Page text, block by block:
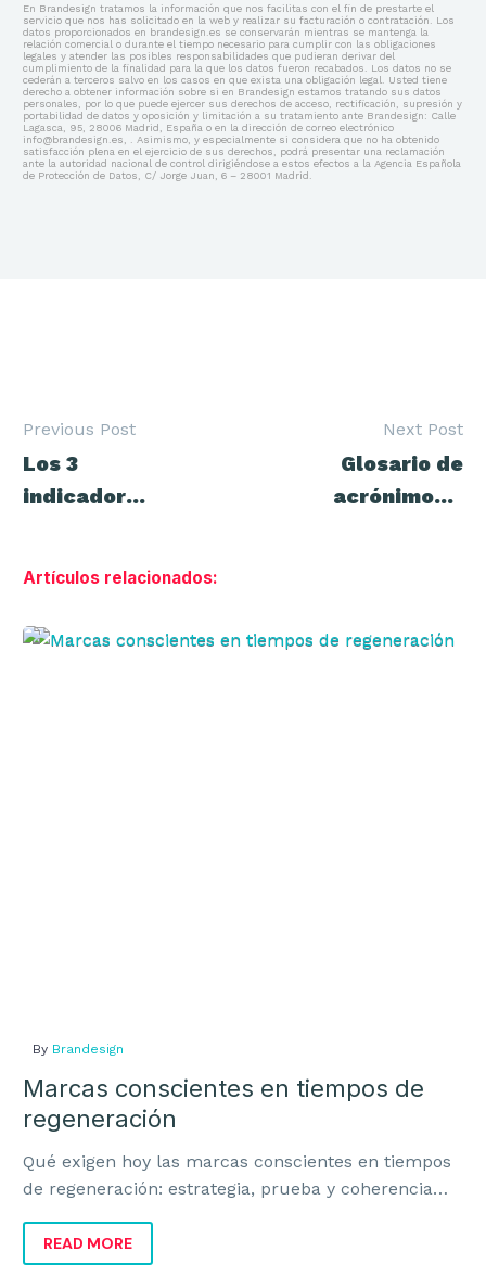
En Brandesign tratamos la información que nos facilitas con el fin de prestarte el
servicio que nos has solicitado en la web y realizar su facturación o contratación. Los
datos proporcionados en brandesign.es se conservarán mientras se mantenga la
relación comercial o durante el tiempo necesario para cumplir con las obligaciones
legales y atender las posibles responsabilidades que pudieran derivar del
cumplimiento de la finalidad para la que los datos fueron recabados. Los datos no se
cederán a terceros salvo en los casos en que exista una obligación legal. Usted tiene
derecho a obtener información sobre si en Brandesign estamos tratando sus datos
personales, por lo que puede ejercer sus derechos de acceso, rectificación, supresión y
portabilidad de datos y oposición y limitación a su tratamiento ante Brandesign: Calle
Lagasca, 95, 28006 Madrid, España o en la dirección de correo electrónico
info@brandesign.es, . Asimismo, y especialmente si considera que no ha obtenido
satisfacción plena en el ejercicio de sus derechos, podrá presentar una reclamación
ante la autoridad nacional de control dirigiéndose a estos efectos a la Agencia Española
de Protección de Datos, C/ Jorge Juan, 6 – 28001 Madrid.
de
Previous Post
Los 3
indicadores
página de
Next Post
Glosario de
acrónimos y
Artículos relacionados:
Marcas
By Brandesign
Marcas conscientes en tiempos de
regeneración
Qué exigen hoy las marcas conscientes en tiempos
de regeneración: estrategia, prueba y coherencia
READ MORE